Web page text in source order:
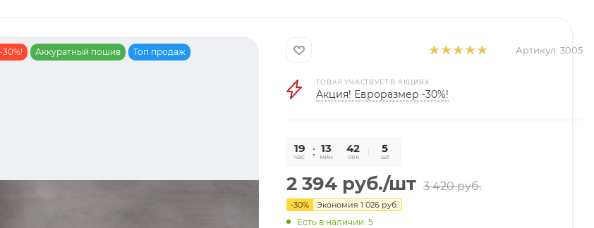
Аккуратный пошив Топ продаж Артикул: 3005
ТОВАР УЧАСТВУЕТ В АКЦИЯХ
Акция! Евроразмер -30%!
19
час
13
мин
42
сек
5
шт
2 394 руб./шт 3 420руб.
-30% Экономия1 026 руб.
Есть в наличии: 5